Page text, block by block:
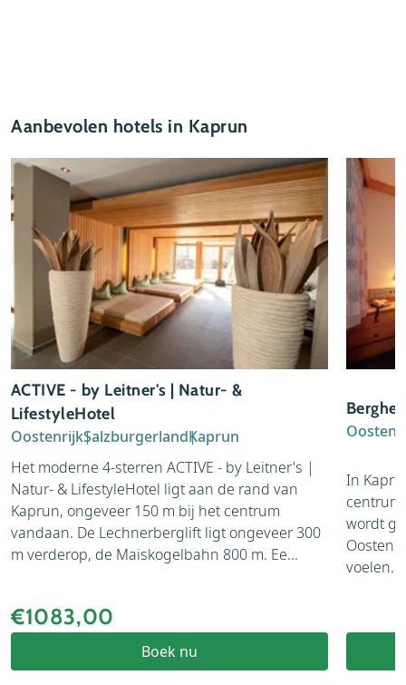
Aanbevolen hotels in Kaprun
ACTIVE - by Leitner's | Natur- &
LifestyleHotel
OostenrijkSalzburgerlandKaprun
Het moderne 4-sterren ACTIVE - by Leitner's |
Natur- & LifestyleHotel ligt aan de rand van
Kaprun, ongeveer 150 m bij het centrum
vandaan. De Lechnerberglift ligt ongeveer 300
m verderop, de Maiskogelbahn 800 m. Ee...
€1083,00
Boek nu
Bergheil
In
centrum
wordt
voelen.